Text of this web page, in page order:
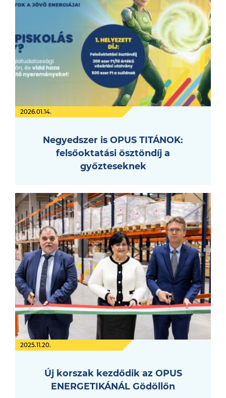
2026.01.14.
Negyedszer is OPUS TITÁNOK:
felsőoktatási ösztöndíj a
győzteseknek
2025.11.20.
Új korszak kezdődik az OPUS
ENERGETIKÁNÁL Gödöllőn